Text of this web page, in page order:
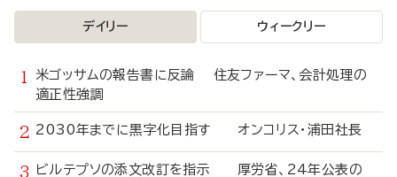
デイリー ウィークリー
米ゴッサムの報告書に反論 住友ファーマ、会計処理の
適正性強調
2030年までに黒字化目指す オンコリス・浦田社長
ビルテプソの添文改訂を指示 厚労省、24年公表の